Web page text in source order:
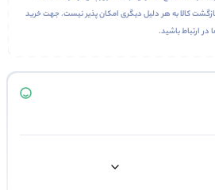
کالا به هر دلیل دیگری امکان پذیر نیست. جهت خرید
در ارتباط باشید.